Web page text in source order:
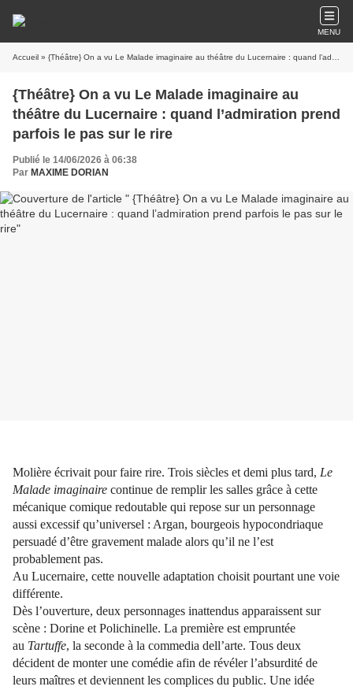
MENU
Accueil » {Théâtre} On a vu Le Malade imaginaire au théâtre du Lucernaire : quand l’admiration prend parfois le pas sur le rire
{Théâtre} On a vu Le Malade imaginaire au
théâtre du Lucernaire : quand l’admiration prend
parfois le pas sur le rire
Publié le 14/06/2026 à 06:38
Par MAXIME DORIAN
Molière écrivait pour faire rire. Trois siècles et demi plus tard, Le
Malade imaginaire continue de remplir les salles grâce à cette
mécanique comique redoutable qui repose sur un personnage
aussi excessif qu’universel : Argan, bourgeois hypocondriaque
persuadé d’être gravement malade alors qu’il ne l’est
probablement pas.
Au Lucernaire, cette nouvelle adaptation choisit pourtant une voie
différente.
Dès l’ouverture, deux personnages inattendus apparaissent sur
scène : Dorine et Polichinelle. La première est empruntée
au Tartuffe, la seconde à la commedia dell’arte. Tous deux
décident de monter une comédie afin de révéler l’absurdité de
leurs maîtres et deviennent les complices du public. Une idée